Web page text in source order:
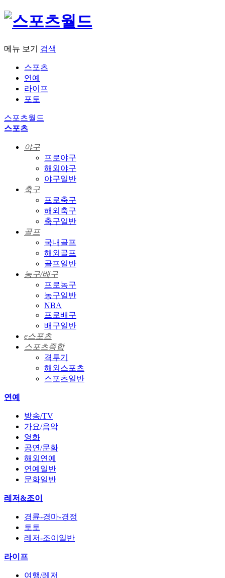
메뉴 보기 검색
스포츠
연예
라이프
포토
스포츠월드
스포츠
야구
프로야구
해외야구
야구일반
축구
프로축구
해외축구
축구일반
골프
국내골프
해외골프
골프일반
농구/배구
프로농구
농구일반
NBA
프로배구
배구일반
e스포츠
스포츠종합
격투기
해외스포츠
스포츠일반
연예
방송/TV
가요/음악
영화
공연/문화
해외연예
연예일반
문화일반
레저&조이
경륜-경마-경정
토토
레저-조이일반
라이프
여행/레저